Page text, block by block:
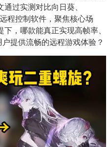
过实测对比向日葵、
程控制软件，聚焦核心场
，哪款能真正实现高帧率、
提供流畅的远程游戏体验？